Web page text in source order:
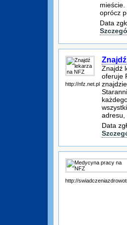
oprócz
Data
http://nfz.net.pl
Znajdź
oferuje
adresu,
Data
http://